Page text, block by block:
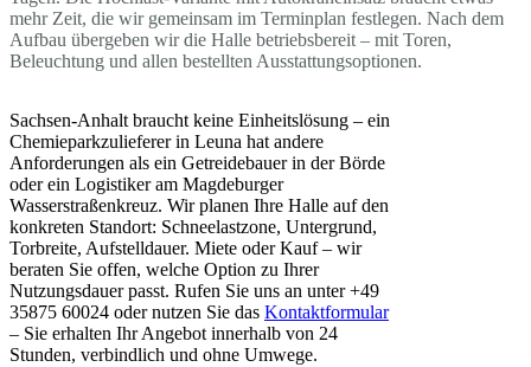
mehr Zeit, die wir gemeinsam im Terminplan festlegen. Nach dem
Aufbau übergeben wir die Halle betriebsbereit – mit Toren,
Beleuchtung und allen bestellten Ausstattungsoptionen.
Sachsen-Anhalt braucht keine Einheitslösung – ein
Chemieparkzulieferer in Leuna hat andere
Anforderungen als ein Getreidebauer in der Börde
oder ein Logistiker am Magdeburger
Wasserstraßenkreuz. Wir planen Ihre Halle auf den
konkreten Standort: Schneelastzone, Untergrund,
Torbreite, Aufstelldauer. Miete oder Kauf – wir
beraten Sie offen, welche Option zu Ihrer
Nutzungsdauer passt. Rufen Sie uns an unter +49
35875 60024 oder nutzen Sie das Kontaktformular
– Sie erhalten Ihr Angebot innerhalb von 24
Stunden, verbindlich und ohne Umwege.